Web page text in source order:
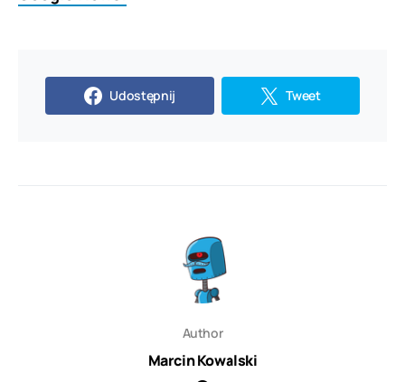
Udostępnij Tweet
Author
Marcin Kowalski